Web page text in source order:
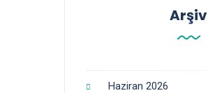
Arşiv
Haziran 2026